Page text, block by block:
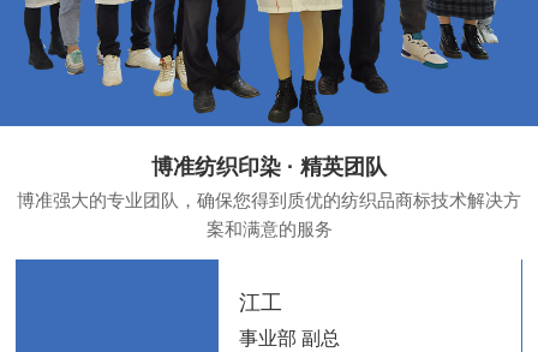
博准纺织印染 · 精英团队
博准强大的专业团队，确保您得到质优的纺织品商标技术解决方
案和满意的服务
江工
事业部 副总